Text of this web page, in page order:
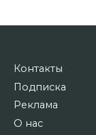
Контакты
Подписка
Реклама
О нас